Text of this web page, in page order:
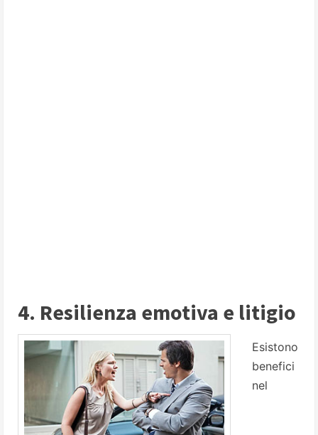
4. Resilienza emotiva e litigio
Esistono
benefici
nel